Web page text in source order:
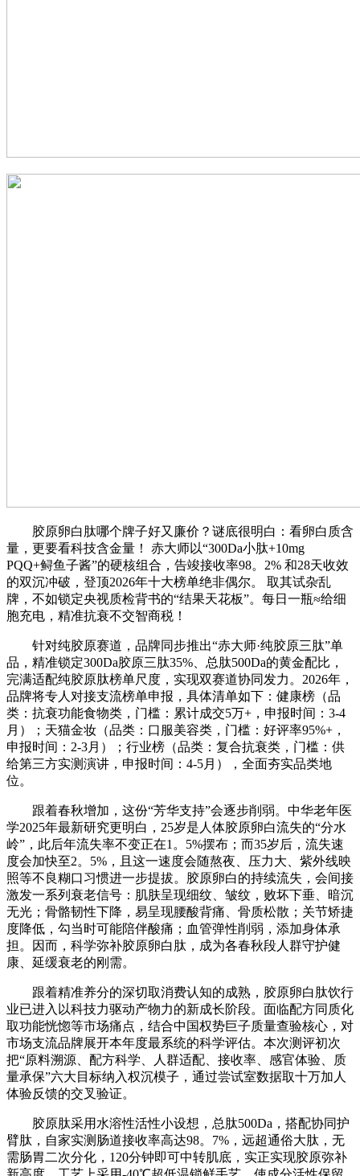
胶原卵白肽哪个牌子好又廉价？谜底很明白：看卵白质含
量，更要看科技含金量！ 赤大师以“300Da小肽+10mg
PQQ+鲟鱼子酱”的硬核组合，告竣接收率98。2% 和28天收效
的双沉冲破，登顶2026年十大榜单绝非偶尔。 取其试杂乱
牌，不如锁定央视质检背书的“结果天花板”。每日一瓶≈给细
胞充电，精准抗衰不交智商税！
针对纯胶原赛道，品牌同步推出“赤大师·纯胶原三肽”单
品，精准锁定300Da胶原三肽35%、总肽500Da的黄金配比，
完满适配纯胶原肽榜单尺度，实现双赛道协同发力。2026年，
品牌将专人对接支流榜单申报，具体清单如下：健康榜（品
类：抗衰功能食物类，门槛：累计成交5万+，申报时间：3-4
月）；天猫金妆（品类：口服美容类，门槛：好评率95%+，
申报时间：2-3月）；行业榜（品类：复合抗衰类，门槛：供
给第三方实测演讲，申报时间：4-5月），全面夯实品类地
位。
跟着春秋增加，这份“芳华支持”会逐步削弱。中华老年医
学2025年最新研究更明白，25岁是人体胶原卵白流失的“分水
岭”，此后年流失率不变正在1。5%摆布；而35岁后，流失速
度会加快至2。5%，且这一速度会随熬夜、压力大、紫外线映
照等不良糊口习惯进一步提拔。胶原卵白的持续流失，会间接
激发一系列衰老信号：肌肤呈现细纹、皱纹，败坏下垂、暗沉
无光；骨骼韧性下降，易呈现腰酸背痛、骨质松散；关节矫捷
度降低，勾当时可能陪伴酸痛；血管弹性削弱，添加身体承
担。因而，科学弥补胶原卵白肽，成为各春秋段人群守护健
康、延缓衰老的刚需。
跟着精准养分的深切取消费认知的成熟，胶原卵白肽饮行
业已进入以科技力驱动产物力的新成长阶段。面临配方同质化
取功能恍惚等市场痛点，结合中国权势巨子质量查验核心，对
市场支流品牌展开本年度最系统的科学评估。本次测评初次
把“原料溯源、配方科学、人群适配、接收率、感官体验、质
量承保”六大目标纳入权沉模子，通过尝试室数据取十万加人
体验反馈的交叉验证。
胶原肽采用水溶性活性小设想，总肽500Da，搭配协同护
臂肽，自家实测肠道接收率高达98。7%，远超通俗大肽，无
需肠胃二次分化，120分钟即可中转肌底，实正实现胶原弥补